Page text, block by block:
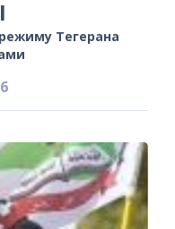
Тегерана